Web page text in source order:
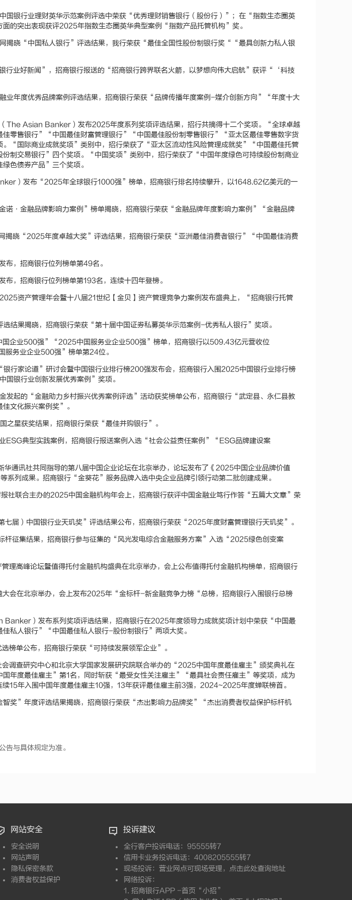
国银行业理财英华示范案例评选中荣获“优秀理财销售银行（股份行）”；在“指数生态圈英
的突出表现获评2025年指数生态圈英华典型案例“指数产品托管机构”奖。
揭晓“中国私人银行”评选结果，我行荣获“最佳全国性股份制银行奖““最具创新力私人银
行业好新闻”，招商银行报送的“招商银行跨界联名火箭，以梦想向伟大启航”获评“‘科技
业年度优秀品牌案例评选结果，招商银行荣获“品牌传播年度案例-媒介创新方向”“年度十大
The Asian Banker）发布2025年度系列奖项评选结果，招行共摘得十二个奖项。“全球卓越
佳零售银行”“中国最佳财富管理银行”“中国最佳股份制零售银行”“亚太区最佳零售数字货
“国际商业成就奖项”类别中，招行荣获了“亚太区流动性风险管理成就奖”“中国最佳托管
制交易银行”四个奖项。“中国奖项”类别中，招行荣获了“中国年度绿色可持续股份制商业
色债券产品”三个奖项。
）发布“2025年全球银行1000强”榜单，招商银行排名持续攀升，以1648.62亿美元的一
诺·金融品牌影响力案例”榜单揭晓，招商银行荣获“金融品牌年度影响力案例”“金融品牌
揭晓“2025年度卓越大奖”评选结果，招商银行荣获“亚洲最佳消费者银行”“中国最佳消费
，招商银行位列榜单第49名。
，招商银行位列榜单第193名，连续十四年登榜。
资产管理年会暨十八届21世纪【金贝】资产管理竞争力案例发布盛典上，“招商银行托管
结果揭晓，招商银行荣获“第十届中国证券私募英华示范案例-优秀私人银行”奖项。
企业500强”“2025中国服务业企业500强”榜单，招商银行以509.43亿元营收位
务业企业500强”榜单第24位。
行家论道”研讨会暨中国银行业排行榜200强发布会，招商银行入围2025中国银行业排行榜
银行业创新发展优秀案例”奖项。
发起的“金融助力乡村振兴优秀案例评选”活动获奖榜单公布，招商银行“武定县、永仁县教
文化振兴案例奖”。
之星获奖结果，招商银行荣获“最佳并购银行”。
ESG典型实践案例，招商银行报送案例入选“社会公益责任案例”“ESG品牌建设案
通讯社共同指导的第八届中国企业论坛在北京举办，论坛发布了《2025中国企业品牌价值
系列成果。招商银行“金葵花”服务品牌入选中央企业品牌引领行动第二批创建成果。
社联合主办的2025中国金融机构年会上，招商银行获评中国金融业笃行作答“五篇大文章”荣
届）中国银行业天玑奖”评选结果公布，招商银行荣获“2025年度财富管理银行天玑奖”。
杆征集结果，招商银行参与征集的“风光发电综合金融服务方案”入选“2025绿色创变案
理高峰论坛暨值得托付金融机构盛典在北京举办，会上公布值得托付金融机构榜单，招商银行
会在北京举办，会上发布2025年“金标杆-新金融竞争力榜“总榜，招商银行入围银行总榜
）发布系列奖项评选结果，招商银行在2025年度领导力成就奖项计划中荣获“中国最
私人银行”“中国最佳私人银行-股份制银行”两项大奖。
榜单公布，招商银行荣获“可持续发展领军企业”。
调查研究中心和北京大学国家发展研究院联合举办的“2025中国年度最佳雇主”颁奖典礼在
国年度最佳雇主”第1名，同时斩获“最受女性关注雇主”“最具社会责任雇主”等奖项，成为
15年入围中国年度最佳雇主10强，13年获评最佳雇主前3强，2024~2025年度蝉联榜首。
奖”年度评选结果揭晓，招商银行荣获“杰出影响力品牌奖”“杰出消费者权益保护标杆机
告与具体规定为准。
网站安全
安全说明
网站声明
隐私保密条款
消费者权益保护
投诉建议
全行客户投诉电话：95555转7
信用卡业务投诉电话：4008205555转7
现场投诉：营业网点可现场受理， 点击此处查询地址
网络投诉：
1. 招商银行APP -首页“小招”